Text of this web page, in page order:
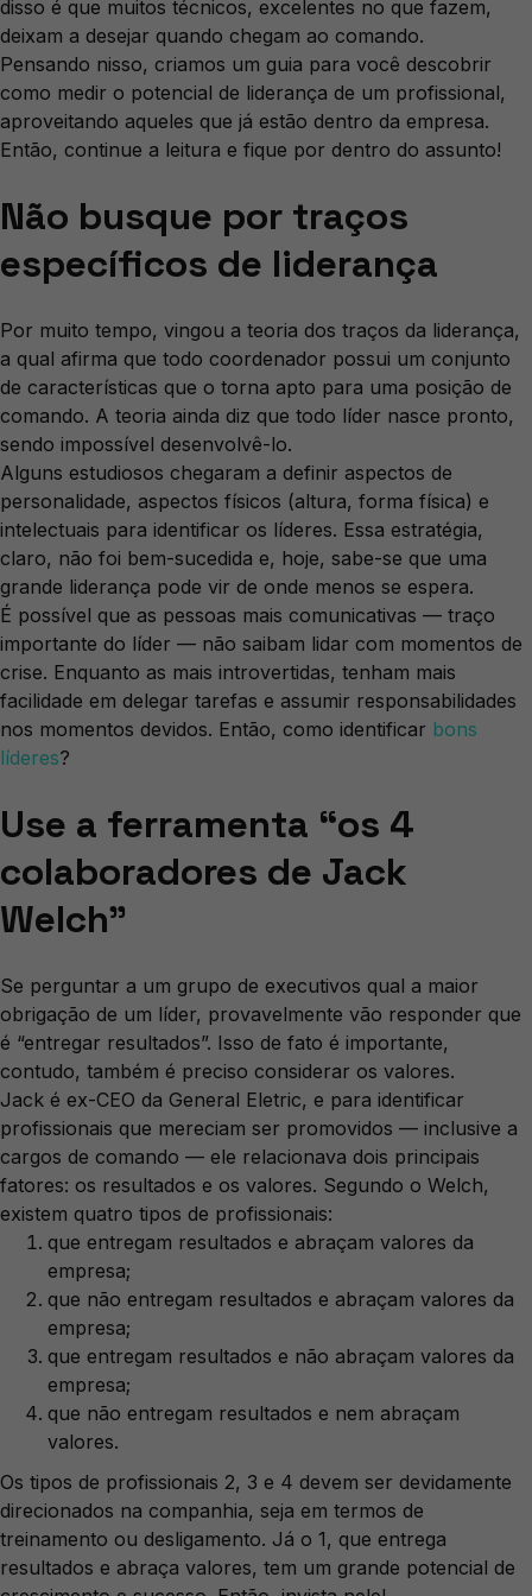
disso é que muitos técnicos, excelentes no que fazem,
deixam a desejar quando chegam ao comando.
Pensando nisso, criamos um guia para você descobrir
como medir o potencial de liderança de um profissional,
aproveitando aqueles que já estão dentro da empresa.
Então, continue a leitura e fique por dentro do assunto!
Não busque por traços
específicos de liderança
Por muito tempo, vingou a teoria dos traços da liderança,
a qual afirma que todo coordenador possui um conjunto
de características que o torna apto para uma posição de
comando. A teoria ainda diz que todo líder nasce pronto,
sendo impossível desenvolvê-lo.
Alguns estudiosos chegaram a definir aspectos de
personalidade, aspectos físicos (altura, forma física) e
intelectuais para identificar os líderes. Essa estratégia,
claro, não foi bem-sucedida e, hoje, sabe-se que uma
grande liderança pode vir de onde menos se espera.
É possível que as pessoas mais comunicativas — traço
importante do líder — não saibam lidar com momentos de
crise. Enquanto as mais introvertidas, tenham mais
facilidade em delegar tarefas e assumir responsabilidades
nos momentos devidos. Então, como identificar bons
líderes?
Use a ferramenta “os 4
colaboradores de Jack
Welch”
Se perguntar a um grupo de executivos qual a maior
obrigação de um líder, provavelmente vão responder que
é “entregar resultados”. Isso de fato é importante,
contudo, também é preciso considerar os valores.
Jack é ex-CEO da General Eletric, e para identificar
profissionais que mereciam ser promovidos — inclusive a
cargos de comando — ele relacionava dois principais
fatores: os resultados e os valores. Segundo o Welch,
existem quatro tipos de profissionais:
que entregam resultados e abraçam valores da
empresa;
que não entregam resultados e abraçam valores da
empresa;
que entregam resultados e não abraçam valores da
empresa;
que não entregam resultados e nem abraçam
valores.
Os tipos de profissionais 2, 3 e 4 devem ser devidamente
direcionados na companhia, seja em termos de
treinamento ou desligamento. Já o 1, que entrega
resultados e abraça valores, tem um grande potencial de